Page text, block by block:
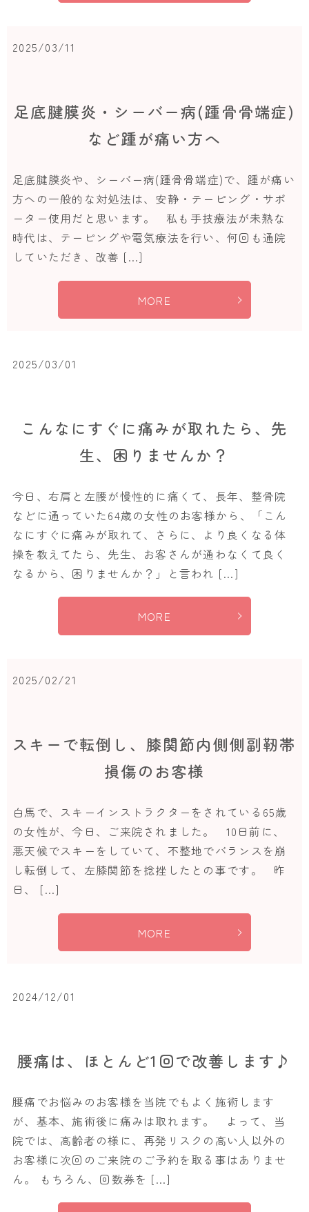
2025/03/11
足底腱膜炎・シーバー病(踵骨骨端症)
など踵が痛い方へ
足底腱膜炎や、シーバー病(踵骨骨端症)で、踵が痛い
方への一般的な対処法は、安静・テーピング・サポ
ーター使用だと思います。 私も手技療法が未熟な
時代は、テーピングや電気療法を行い、何回も通院
していただき、改善 […]
MORE
2025/03/01
こんなにすぐに痛みが取れたら、先
生、困りませんか？
今日、右肩と左腰が慢性的に痛くて、長年、整骨院
などに通っていた64歳の女性のお客様から、「こん
なにすぐに痛みが取れて、さらに、より良くなる体
操を教えてたら、先生、お客さんが通わなくて良く
なるから、困りませんか？」と言われ […]
MORE
2025/02/21
スキーで転倒し、膝関節内側側副靭帯
損傷のお客様
白馬で、スキーインストラクターをされている65歳
の女性が、今日、ご来院されました。 10日前に、
悪天候でスキーをしていて、不整地でバランスを崩
し転倒して、左膝関節を捻挫したとの事です。 昨
日、 […]
MORE
2024/12/01
腰痛は、ほとんど1回で改善します♪
腰痛でお悩みのお客様を当院でもよく施術します
が、基本、施術後に痛みは取れます。 よって、当
院では、高齢者の様に、再発リスクの高い人以外の
お客様に次回のご来院のご予約を取る事はありませ
ん。 もちろん、回数券を […]